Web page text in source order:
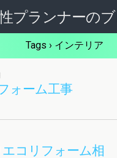
プランナーの
Tags › インテリア
ォーム工事
コリフォーム相